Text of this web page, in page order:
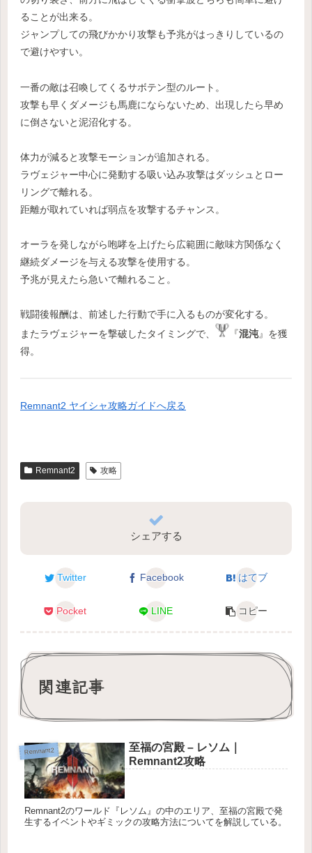
ることが出来る。
ジャンプしての飛びかかり攻撃も予兆がはっきりしているの
で避けやすい。
一番の敵は召喚してくるサボテン型のルート。
攻撃も早くダメージも馬鹿にならないため、出現したら早め
に倒さないと泥沼化する。
体力が減ると攻撃モーションが追加される。
ラヴェジャー中心に発動する吸い込み攻撃はダッシュとロー
リングで離れる。
距離が取れていれば弱点を攻撃するチャンス。
オーラを発しながら咆哮を上げたら広範囲に敵味方関係なく
継続ダメージを与える攻撃を使用する。
予兆が見えたら急いで離れること。
戦闘後報酬は、前述した行動で手に入るものが変化する。
またラヴェジャーを撃破したタイミングで、
『混沌』を獲
得。
Remnant2 ヤイシャ攻略ガイドへ戻る
Remnant2 攻略
シェアする
Twitter Facebook はてブ
Pocket LINE コピー
関連記事
Remnant2
至福の宮殿 – レソム｜
Remnant2攻略
Remnant2のワールド『レソム』の中のエリア、至福の宮殿で発
生するイベントやギミックの攻略方法についてを解説している。